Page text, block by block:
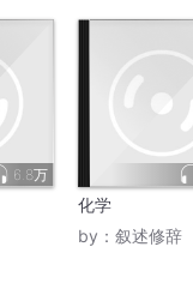
6.8万
化学
by： 叙述修辞